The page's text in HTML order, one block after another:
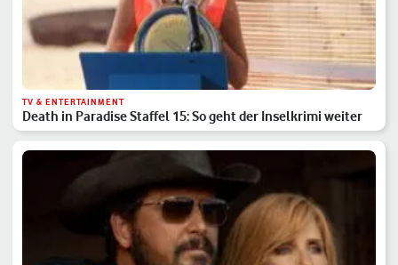
TV & ENTERTAINMENT
Death in Paradise Staffel 15: So geht der Inselkrimi weiter